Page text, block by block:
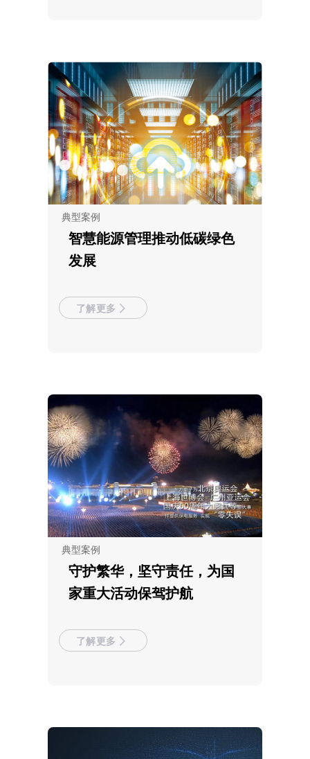
典型案例
智慧能源管理推动低碳绿色
发展
了解更多
典型案例
守护繁华，坚守责任，为国
家重大活动保驾护航
了解更多